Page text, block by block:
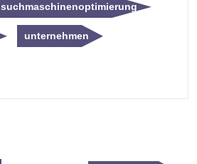
suchmaschinenoptimierung
unternehmen